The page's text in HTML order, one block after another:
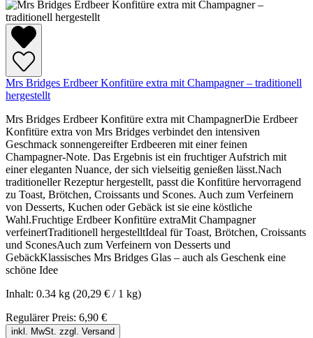
Mrs Bridges Erdbeer Konfitüre extra mit Champagner – traditionell
hergestellt
Mrs Bridges Erdbeer Konfitüre extra mit ChampagnerDie Erdbeer
Konfitüre extra von Mrs Bridges verbindet den intensiven
Geschmack sonnengereifter Erdbeeren mit einer feinen
Champagner-Note. Das Ergebnis ist ein fruchtiger Aufstrich mit
einer eleganten Nuance, der sich vielseitig genießen lässt.Nach
traditioneller Rezeptur hergestellt, passt die Konfitüre hervorragend
zu Toast, Brötchen, Croissants und Scones. Auch zum Verfeinern
von Desserts, Kuchen oder Gebäck ist sie eine köstliche
Wahl.Fruchtige Erdbeer Konfitüre extraMit Champagner
verfeinertTraditionell hergestelltIdeal für Toast, Brötchen, Croissants
und SconesAuch zum Verfeinern von Desserts und
GebäckKlassisches Mrs Bridges Glas – auch als Geschenk eine
schöne Idee
Inhalt: 0.34 kg (20,29 € / 1 kg)
Regulärer Preis: 6,90 €
inkl. MwSt. zzgl. Versand